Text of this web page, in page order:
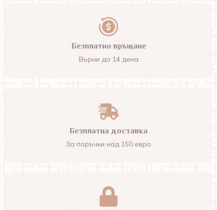
Безплатно връщане
Върни до 14 дена
Безплатна доставка
За поръчки над 150 евро